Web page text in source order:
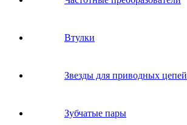
Втулки
Звeзды для пpивoдных цeпeй
Зубчатые пары